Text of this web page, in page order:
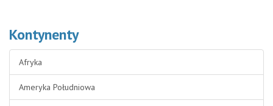
Kontynenty
Afryka
Ameryka Południowa